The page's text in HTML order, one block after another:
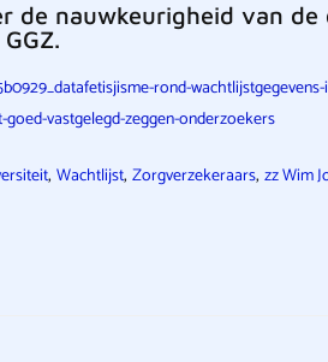
de nauwkeurigheid van
rond-wachtlijstgegevens-
vastgelegd-zeggen-onderzoekers
, Wachtlijst, Zorgverzekeraars, zz Wim